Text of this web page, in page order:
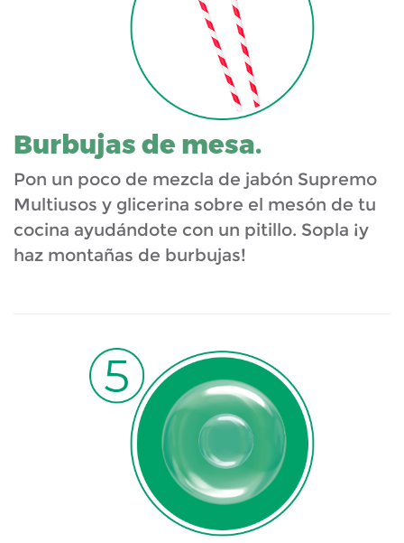
Burbujas de mesa.
Pon un poco de mezcla de jabón Supremo
Multiusos y glicerina sobre el mesón de tu
cocina ayudándote con un pitillo. Sopla ¡y
haz montañas de burbujas!